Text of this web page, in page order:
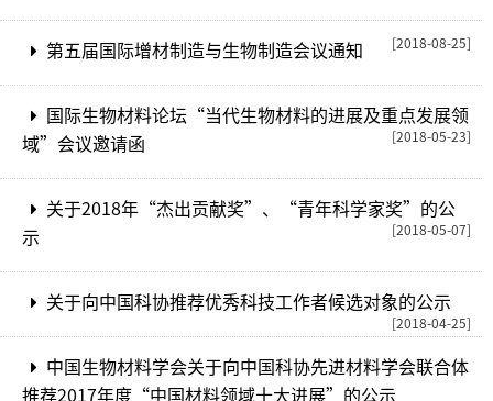
第五届国际增材制造与生物制造会议通知 [2018-08-25]
国际生物材料论坛“当代生物材料的进展及重点发展领
域”会议邀请函
[2018-05-23]
关于2018年“杰出贡献奖”、“青年科学家奖”的公
示
[2018-05-07]
关于向中国科协推荐优秀科技工作者候选对象的公示
[2018-04-25]
中国生物材料学会关于向中国科协先进材料学会联合体
推荐2017年度“中国材料领域十大进展”的公示